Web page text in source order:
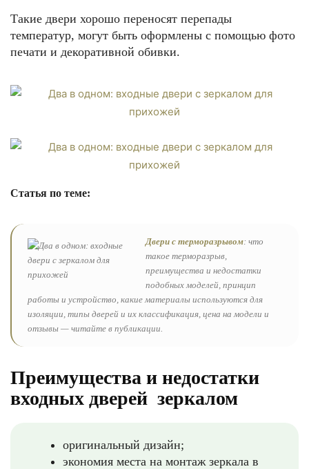
Такие двери хорошо переносят перепады
температур, могут быть оформлены с помощью фото
печати и декоративной обивки.
Статья по теме:
Двери с терморазрывом: что
такое терморазрыв,
преимущества и недостатки
подобных моделей, принцип
работы и устройство, какие материалы используются для
изоляции, типы дверей и их классификация, цена на модели и
отзывы — читайте в публикации.
Преимущества и недостатки
входных дверей зеркалом
оригинальный дизайн;
экономия места на монтаж зеркала в